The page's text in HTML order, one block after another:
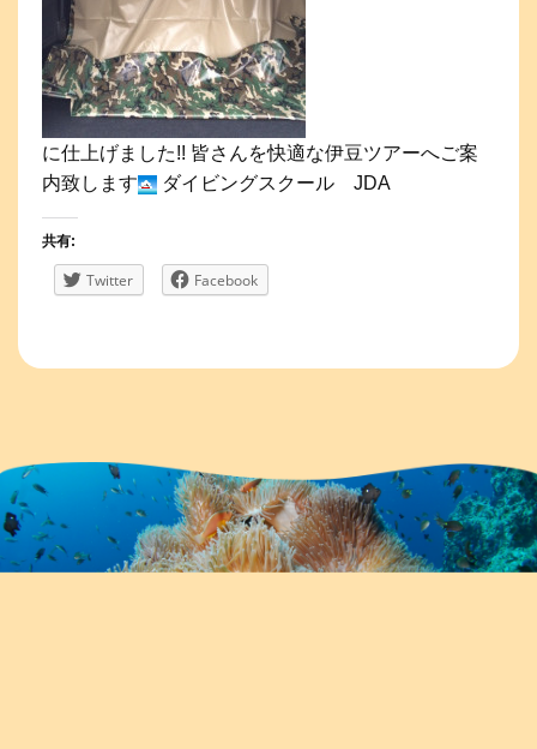
に仕上げました!! 皆さんを快適な伊豆ツアーへご案
内致します
ダイビングスクール JDA
共有:
Twitter Facebook